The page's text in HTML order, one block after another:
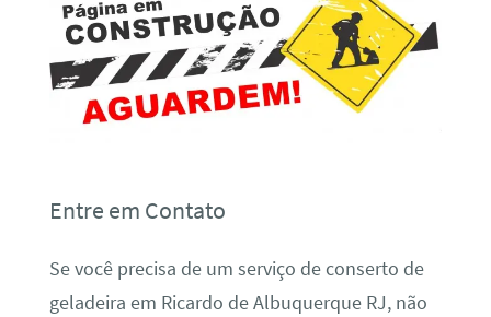
Entre em Contato
Se você precisa de um serviço de conserto de
geladeira em Ricardo de Albuquerque RJ, não